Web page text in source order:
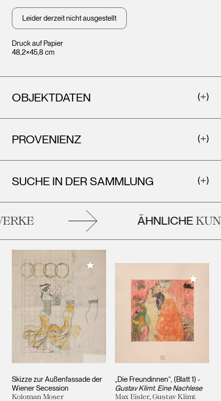
Druck auf Papier
48,2×45,8 cm
Leider derzeit nicht ausgestellt
OBJEKTDATEN
PROVENIENZ
SUCHE IN DER SAMMLUNG
ÄHNLICHE
Skizze zur Außenfassade der
Wiener Secession
Koloman Moser
Meiner Sammlung hinzufügen
„Die Freundinnen“, (Blatt 1) -
Gustav Klimt. Eine Nachlese
Max Eisler, Gustav Klimt
Meiner